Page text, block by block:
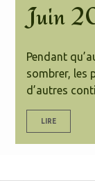
Juin
Pendant
sombrer, les
d’autres
LIRE